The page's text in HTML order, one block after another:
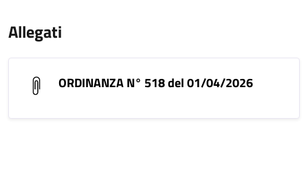
Allegati
ORDINANZA N° 518 del 01/04/2026